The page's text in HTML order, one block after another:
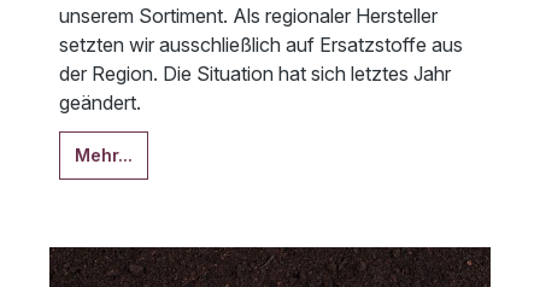
unserem Sortiment. Als regionaler Hersteller
setzten wir ausschließlich auf Ersatzstoffe aus
der Region. Die Situation hat sich letztes Jahr
geändert.
Mehr...